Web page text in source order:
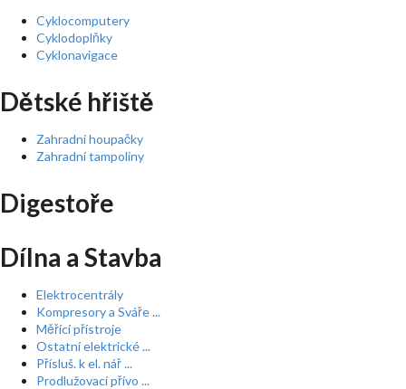
Cyklocomputery
Cyklodoplňky
Cyklonavigace
Dětské hřiště
Zahradní houpačky
Zahradní tampolíny
Digestoře
Dílna a Stavba
Elektrocentrály
Kompresory a Sváře ...
Měřící přístroje
Ostatní elektrické ...
Přísluš. k el. nář ...
Prodlužovací přívo ...